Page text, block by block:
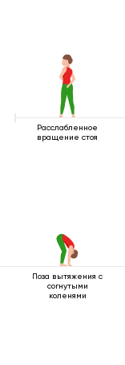
Расслабленное
вращение стоя
Поза вытяжения с
согнутыми
коленями